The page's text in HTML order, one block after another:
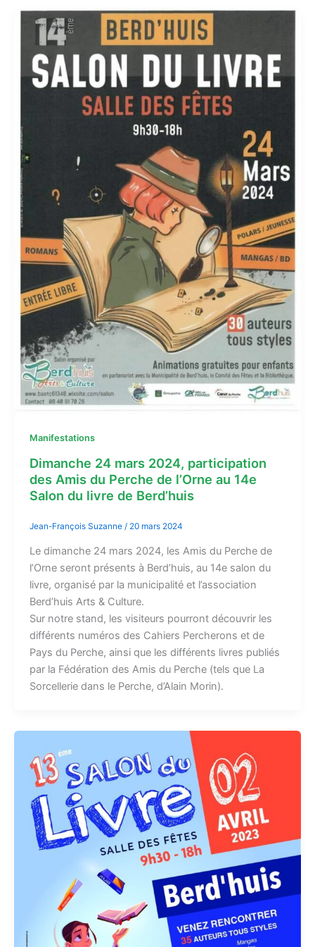
Manifestations
Dimanche 24 mars 2024, participation
des Amis du Perche de l’Orne au 14e
Salon du livre de Berd’huis
Jean-François Suzanne / 20 mars 2024
Le dimanche 24 mars 2024, les Amis du Perche de
l’Orne seront présents à Berd’huis, au 14e salon du
livre, organisé par la municipalité et l’association
Berd’huis Arts & Culture.
Sur notre stand, les visiteurs pourront découvrir les
différents numéros des Cahiers Percherons et de
Pays du Perche, ainsi que les différents livres publiés
par la Fédération des Amis du Perche (tels que La
Sorcellerie dans le Perche, d’Alain Morin).